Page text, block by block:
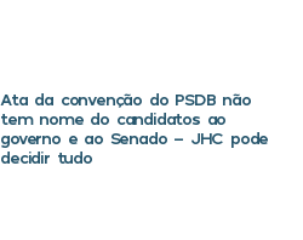
Ata da convenção do PSDB não
tem nome do candidatos ao
governo e ao Senado – JHC pode
decidir tudo